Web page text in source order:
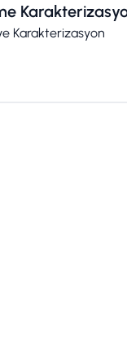
Karakterizasyon